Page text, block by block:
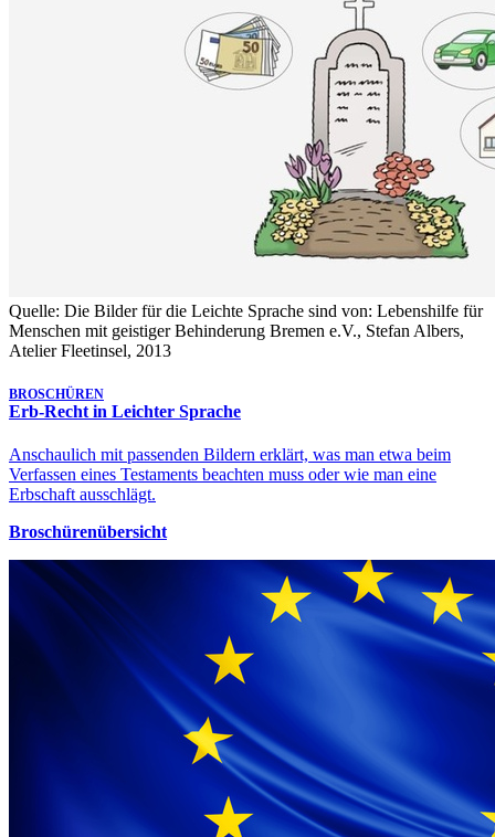
Quelle: Die Bilder für die Leichte Sprache sind von: Lebenshilfe für
Menschen mit geistiger Behinderung Bremen e.V., Stefan Albers,
Atelier Fleetinsel, 2013
BROSCHÜREN
Erb-Recht in Leichter Sprache
Anschaulich mit passenden Bildern erklärt, was man etwa beim
Verfassen eines Testaments beachten muss oder wie man eine
Erbschaft ausschlägt.
Broschürenübersicht